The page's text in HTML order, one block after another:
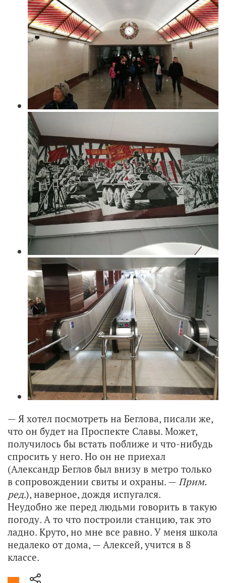
— Я хотел посмотреть на Беглова, писали же,
что он будет на Проспекте Славы. Может,
получилось бы встать поближе и что-нибудь
спросить у него. Но он не приехал
(Александр Беглов был внизу в метро только
в сопровождении свиты и охраны. — Прим.
ред.), наверное, дождя испугался.
Неудобно же перед людьми говорить в такую
погоду. А то что построили станцию, так это
ладно. Круто, но мне все равно. У меня школа
недалеко от дома, — Алексей, учится в 8
классе.